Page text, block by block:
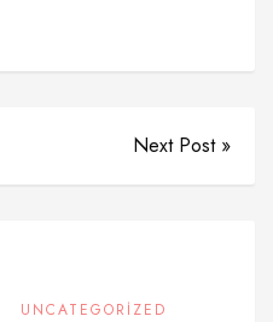
Next Post »
UNCATEGORIZED